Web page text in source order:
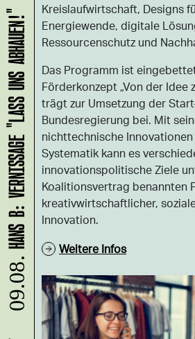
Kreislaufwirtschaft, Designs
Energiewende, digitale
Ressourcenschutz und
Das Programm ist
Förderkonzept „Von der Idee
trägt zur Umsetzung der
Bundesregierung bei. Mit
nichttechnische
Systematik kann es
innovationspolitische Ziele
Koalitionsvertrag benannten
kreativwirtschaftlicher,
Innovation.
Weitere Infos
09.08.
HANS B: VERNISSAGE "LASS UNS ABHAUEN!"